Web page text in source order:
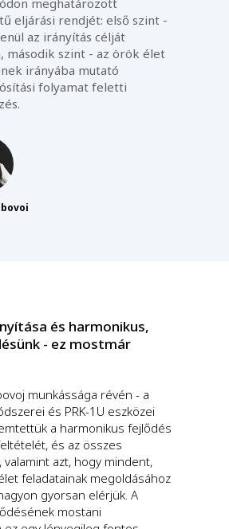
eljárási rendjét: első szint -
az irányítás célját
második szint - az örök élet
irányába mutató
folyamat feletti
munkássága révén - a
és PRK-1U eszközei
a harmonikus fejlődés
és az összes
azt, hogy mindent,
feladatainak megoldásához
gyorsan elérjük. A
mostani
és harmonikus,
- ez mostmár